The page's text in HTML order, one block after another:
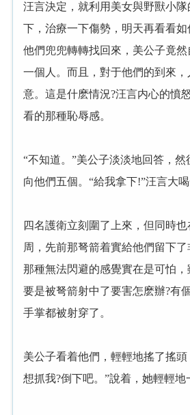
汪言決定，就利用美女與野獸小
下，治療一下傷勢，明天再看看如
他們兜兜轉轉找回來，美公子竟
一個人。而且，對于他們的到來
意。這是什麽情況?汪言内心的憤
看的那種恥辱感。
“不知道。”美公子淡淡地回答，
向他們五個。“給我拿下!”汪言大喝
四名護衛立刻圍了上來，但同時
周，先前那弩箭着實給他們留下了
那種無法閃避的感覺實在是可怕
要是被弩箭射中了要害怎麽辦?有
手掌都被射穿了。
美公子看着他們，輕輕地搖了搖
想抓我?倒下吧。”說着，她輕輕地